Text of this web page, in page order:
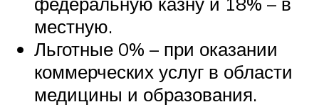
местную.
Льготные 0% – при оказании
коммерческих услуг в области
медицины и образования.